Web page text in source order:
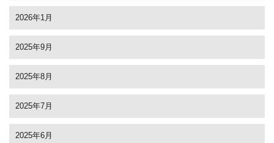
2026年1月
2025年9月
2025年8月
2025年7月
2025年6月